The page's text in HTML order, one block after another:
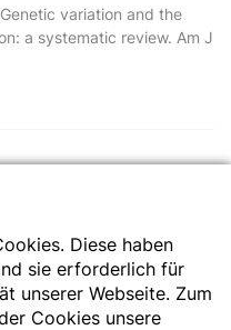
variation and the
a systematic review. Am J
für
Diese haben
sie erforderlich für
unserer Webseite. Zum
Cookies unsere